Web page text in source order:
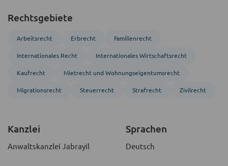
Rechtsgebiete
Arbeitsrecht Erbrecht Familienrecht
Inter­nationales Recht Inter­nationales Wirtschafts­recht
Kaufrecht Mietrecht und Wohnungs­eigentumsrecht
Migrations­recht Steuerrecht Strafrecht Zivil­recht
Kanzlei
Anwaltskanzlei Jabrayil
Sprachen
Deutsch